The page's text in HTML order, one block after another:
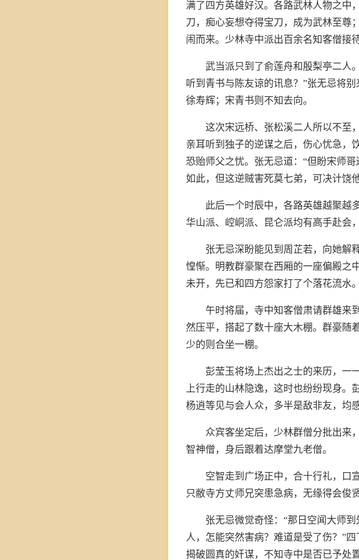
满了四方英雄好汉。各路武林人物之中
刀，痴心妄想夺得宝刀，成为武林至尊
闹而来。少林寺中派出百余名知客僧接
武当派只到了俞莲舟和殷梨亭二人
听到青书与陈友谅的讯息？”张无忌将
徐寿辉；宋青书则不知去向。
这次宋远桥、张松溪二人所以不至
亲耳听到独子的逆谋之后，伤心忧急，
恐贻师父之忧。张无忌道：“但盼宋师
如此，但这逆贼害死莫七弟，可决计饶
此后一个时辰中，各路英雄越聚越
华山派、崆峒派、昆仑派均有高手赴会
张无忌深盼能见到周芷若，向她解
惶惭。明教群豪聚在西厢的一座偏殿之
未开，先已和四方怨家打了个落花流水。
午时将届，寺中知客僧肃请群雄来
然压平，搭起了数十座大木棚。群豪随
少的则合坐一棚。
彭莹玉将场上杰出之士的来历，一
上行走的山林隐逸，这时也纷纷现身。
杨逍等见与会人众，多半是敌非友，均
众宾客坐定后，少林群僧分批出来
智神僧，身后跟着达摩堂九老僧。
空智走到广场正中，合十行礼，口
只敝寺方丈师兄突患急病，无缘得会俊
张无忌微觉奇怪：“那日空闻大师
人，怎能突然害病？难道是受了伤？”
揭破圆真的奸谋，不知寺中是否已予处